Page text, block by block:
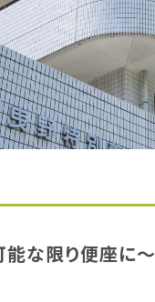
な限り便座に～